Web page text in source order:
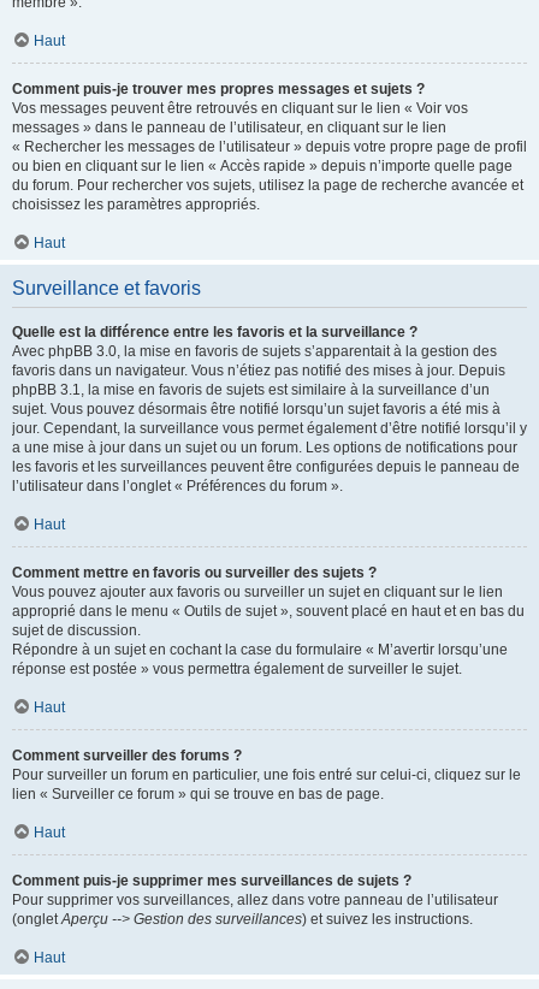
Haut
Comment puis-je trouver mes propres messages et sujets ?
Vos messages peuvent être retrouvés en cliquant sur le lien « Voir vos
messages » dans le panneau de l’utilisateur, en cliquant sur le lien
« Rechercher les messages de l’utilisateur » depuis votre propre page de profil
ou bien en cliquant sur le lien « Accès rapide » depuis n’importe quelle page
du forum. Pour rechercher vos sujets, utilisez la page de recherche avancée et
choisissez les paramètres appropriés.
Haut
Surveillance et favoris
Quelle est la différence entre les favoris et la surveillance ?
Avec phpBB 3.0, la mise en favoris de sujets s’apparentait à la gestion des
favoris dans un navigateur. Vous n’étiez pas notifié des mises à jour. Depuis
phpBB 3.1, la mise en favoris de sujets est similaire à la surveillance d’un
sujet. Vous pouvez désormais être notifié lorsqu’un sujet favoris a été mis à
jour. Cependant, la surveillance vous permet également d’être notifié lorsqu’il y
a une mise à jour dans un sujet ou un forum. Les options de notifications pour
les favoris et les surveillances peuvent être configurées depuis le panneau de
l’utilisateur dans l’onglet « Préférences du forum ».
Haut
Comment mettre en favoris ou surveiller des sujets ?
Vous pouvez ajouter aux favoris ou surveiller un sujet en cliquant sur le lien
approprié dans le menu « Outils de sujet », souvent placé en haut et en bas du
sujet de discussion.
Répondre à un sujet en cochant la case du formulaire « M’avertir lorsqu’une
réponse est postée » vous permettra également de surveiller le sujet.
Haut
Comment surveiller des forums ?
Pour surveiller un forum en particulier, une fois entré sur celui-ci, cliquez sur le
lien « Surveiller ce forum » qui se trouve en bas de page.
Haut
Comment puis-je supprimer mes surveillances de sujets ?
Pour supprimer vos surveillances, allez dans votre panneau de l’utilisateur
(ongletAperçu --> Gestion des surveillances) et suivez les instructions.
Haut